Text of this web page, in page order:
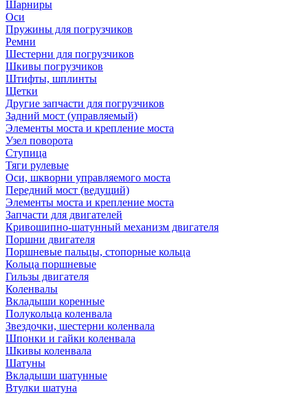
Шарниры
Оси
Пружины для погрузчиков
Ремни
Шестерни для погрузчиков
Шкивы погрузчиков
Штифты, шплинты
Щетки
Другие запчасти для погрузчиков
Задний мост (управляемый)
Элементы моста и крепление моста
Узел поворота
Ступица
Тяги рулевые
Оси, шкворни управляемого моста
Передний мост (ведущий)
Элементы моста и крепление моста
Запчасти для двигателей
Кривошипно-шатунный механизм двигателя
Поршни двигателя
Поршневые пальцы, стопорные кольца
Кольца поршневые
Гильзы двигателя
Коленвалы
Вкладыши коренные
Полукольца коленвала
Звездочки, шестерни коленвала
Шпонки и гайки коленвала
Шкивы коленвала
Шатуны
Вкладыши шатунные
Втулки шатуна